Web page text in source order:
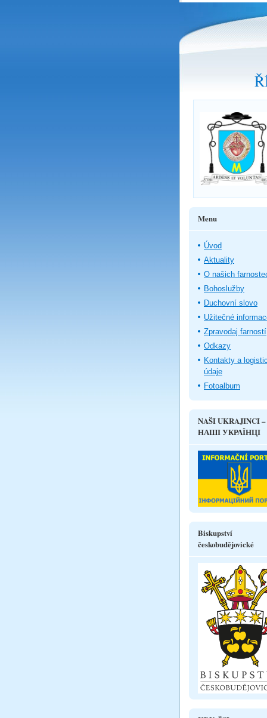
Menu
Úvod
Aktuality
O našich
Bohoslužby
Duchovní slovo
Užitečné
Zpravodaj farností
Odkazy
Kontakty a
údaje
Fotoalbum
NAŠI UKRAJINCI –
НАШІ УКРАЇНЦІ
Biskupství
českobudějovické